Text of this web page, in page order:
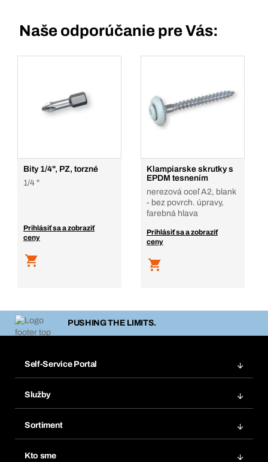
Naše odporúčanie pre Vás:
Bity 1/4", PZ, torzné
1/4 "
Prihlásiť sa a zobraziť
ceny
Klampiarske skrutky s
EPDM tesnením
nerezová oceľ A2, blank
- bez povrch. úpravy,
farebná hlava
Prihlásiť sa a zobraziť
ceny
PUSHING THE LIMITS.
Self-Service Portal
Obľúbené
Opakované objednávky
Služby
Chemická databáza
Sortiment
Kto sme